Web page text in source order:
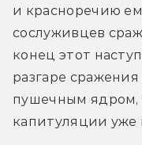
и красноречию
сослуживцев
конец этот
разгаре
пушечным ядром,
капитуляции уже